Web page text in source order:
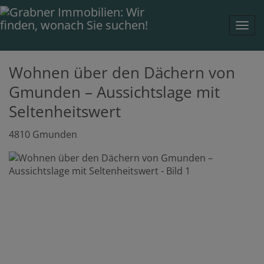
Wohnen über den Dächern von
Gmunden – Aussichtslage mit
Seltenheitswert
4810 Gmunden